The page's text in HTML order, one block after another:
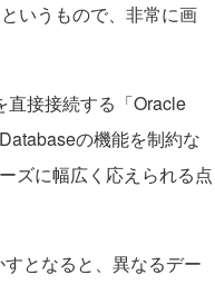
いうもので、非常に画
接接続する「Oracle
の機能を制約な
ズに幅広く応えられる点
となると、異なるデー